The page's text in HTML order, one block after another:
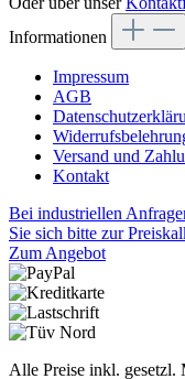
Informationen
Impressum
AGB
Versand und
Kontakt
Bei industriellen
Sie sich bitte zur
Zum Angebot
Alle Preise inkl. gesetzl.